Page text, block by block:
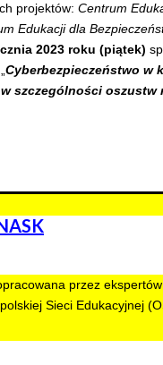
projektów: Centrum
Edukacji dla
2023 roku (piątek)
Cyberbezpieczeństwo w
szczególności oszustw
przez
Sieci Edukacyjnej